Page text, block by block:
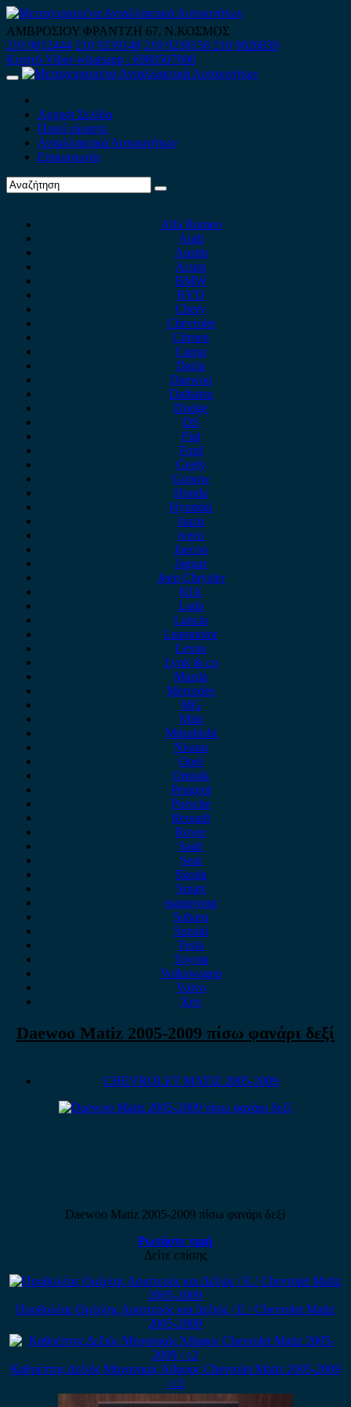
Skip
to
content
ΑΜΒΡΟΣΙΟΥ ΦΡΑΝΤΖΗ 67, Ν.ΚΟΣΜΟΣ
210 9012444 210 9239148 210 9238158 210 9026839
Κινητό-Viber-whatsapp : 6980507900
Primary
Αρχική Σελίδα
Ποιοί είμαστε
Ανταλλακτικά Αυτοκινήτων
Επικοινωνία
Alfa Romeo
Audi
Austin
Acura
BMW
BYD
Chery
Chevrolet
Citroen
Cupra
Dacia
Daewoo
Daihatsu
Dodge
DS
Fiat
Ford
Geely
Gonow
Honda
Hyundai
Isuzu
iveco
Jaecoo
Jaguar
Jeep Chrysler
KIA
Lada
Lancia
Leapmotor
Lexus
Lynk & co
Mazda
Mercedes
MG
Mini
Mitsubishi
Nissan
Opel
Omoda
Peugeot
Porsche
Renault
Rover
Saab
Seat
Skoda
Smart
ssangyong
Subaru
Suzuki
Tesla
Toyota
Volkswagen
Volvo
Xev
Daewoo Matiz 2005-2009 πίσω φανάρι δεξί
CHEVROLET MATIZ 2005-2009
Daewoo Matiz 2005-2009 πίσω φανάρι δεξί
Ρωτήστε τιμή
Δείτε επίσης
Προβολέας Ομίχλης Αριστερός και Δεξιός / Ε / Chevrolet Matiz
2005-2009
Καθρέπτης Δεξιός Μηχανικός Άβαφος Chevrolet Matiz 2005-2009
/ c2